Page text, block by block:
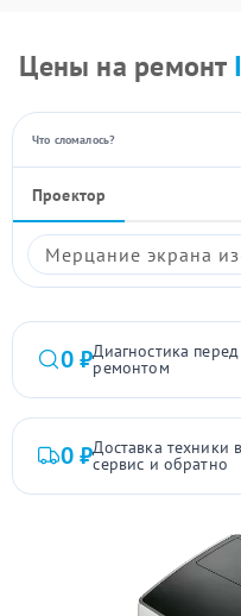
Цены на ремонт
Что сломалось?
Проектор
Мерцание экрана
0 ₽Диагностика перед
ремонтом
0 ₽Доставка техники в
сервис и обратно